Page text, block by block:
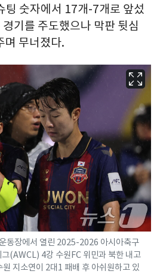
팅 숫자에서 17개-7개로 앞섰
기를 주도했으나 막판 뒷심
며 무너졌다.
동장에서 열린 2025-2026 아시아축구
(AWCL) 4강 수원FC 위민과 북한 내고
지소연이 2대1 패배 후 아쉬원하고 있